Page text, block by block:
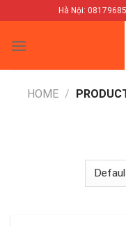
to
content
Hà Nội:
HOME /